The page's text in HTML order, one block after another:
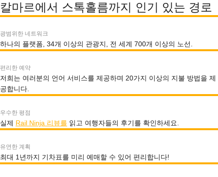
칼마르에서 스톡홀름까지 인기 있는 경로
광범위한 네트워크
하나의 플랫폼, 34개 이상의 관광지, 전 세계 700개 이상의 노선.
편리한 예약
저희는 여러분의 언어 서비스를 제공하며 20가지 이상의 지불 방법을 제
공합니다.
우수한 평점
실제 Rail Ninja 리뷰를 읽고 여행자들의 후기를 확인하세요.
유연한 계획
최대 1년까지 기차표를 미리 예매할 수 있어 편리합니다!